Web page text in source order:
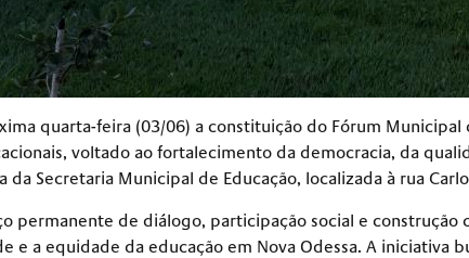
quarta-feira (03/06) a constituição do Fórum
voltado ao fortalecimento da democracia, da
da Secretaria Municipal de Educação, localizada à rua
permanente de diálogo, participação social e
e a equidade da educação em Nova Odessa. A iniciativa